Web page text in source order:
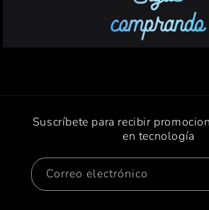
Suscríbete para recibir
en tecnología
Correo electrónico